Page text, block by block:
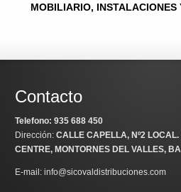
MOBILIARIO, INSTALACIONES
Contacto
Telefono: 935 688 450
Dirección:CALLE CAPELLA, Nº2 LOCAL.
CENTRE, MONTORNES DEL VALLES,
E-mail: info@sicovaldistribuciones.com